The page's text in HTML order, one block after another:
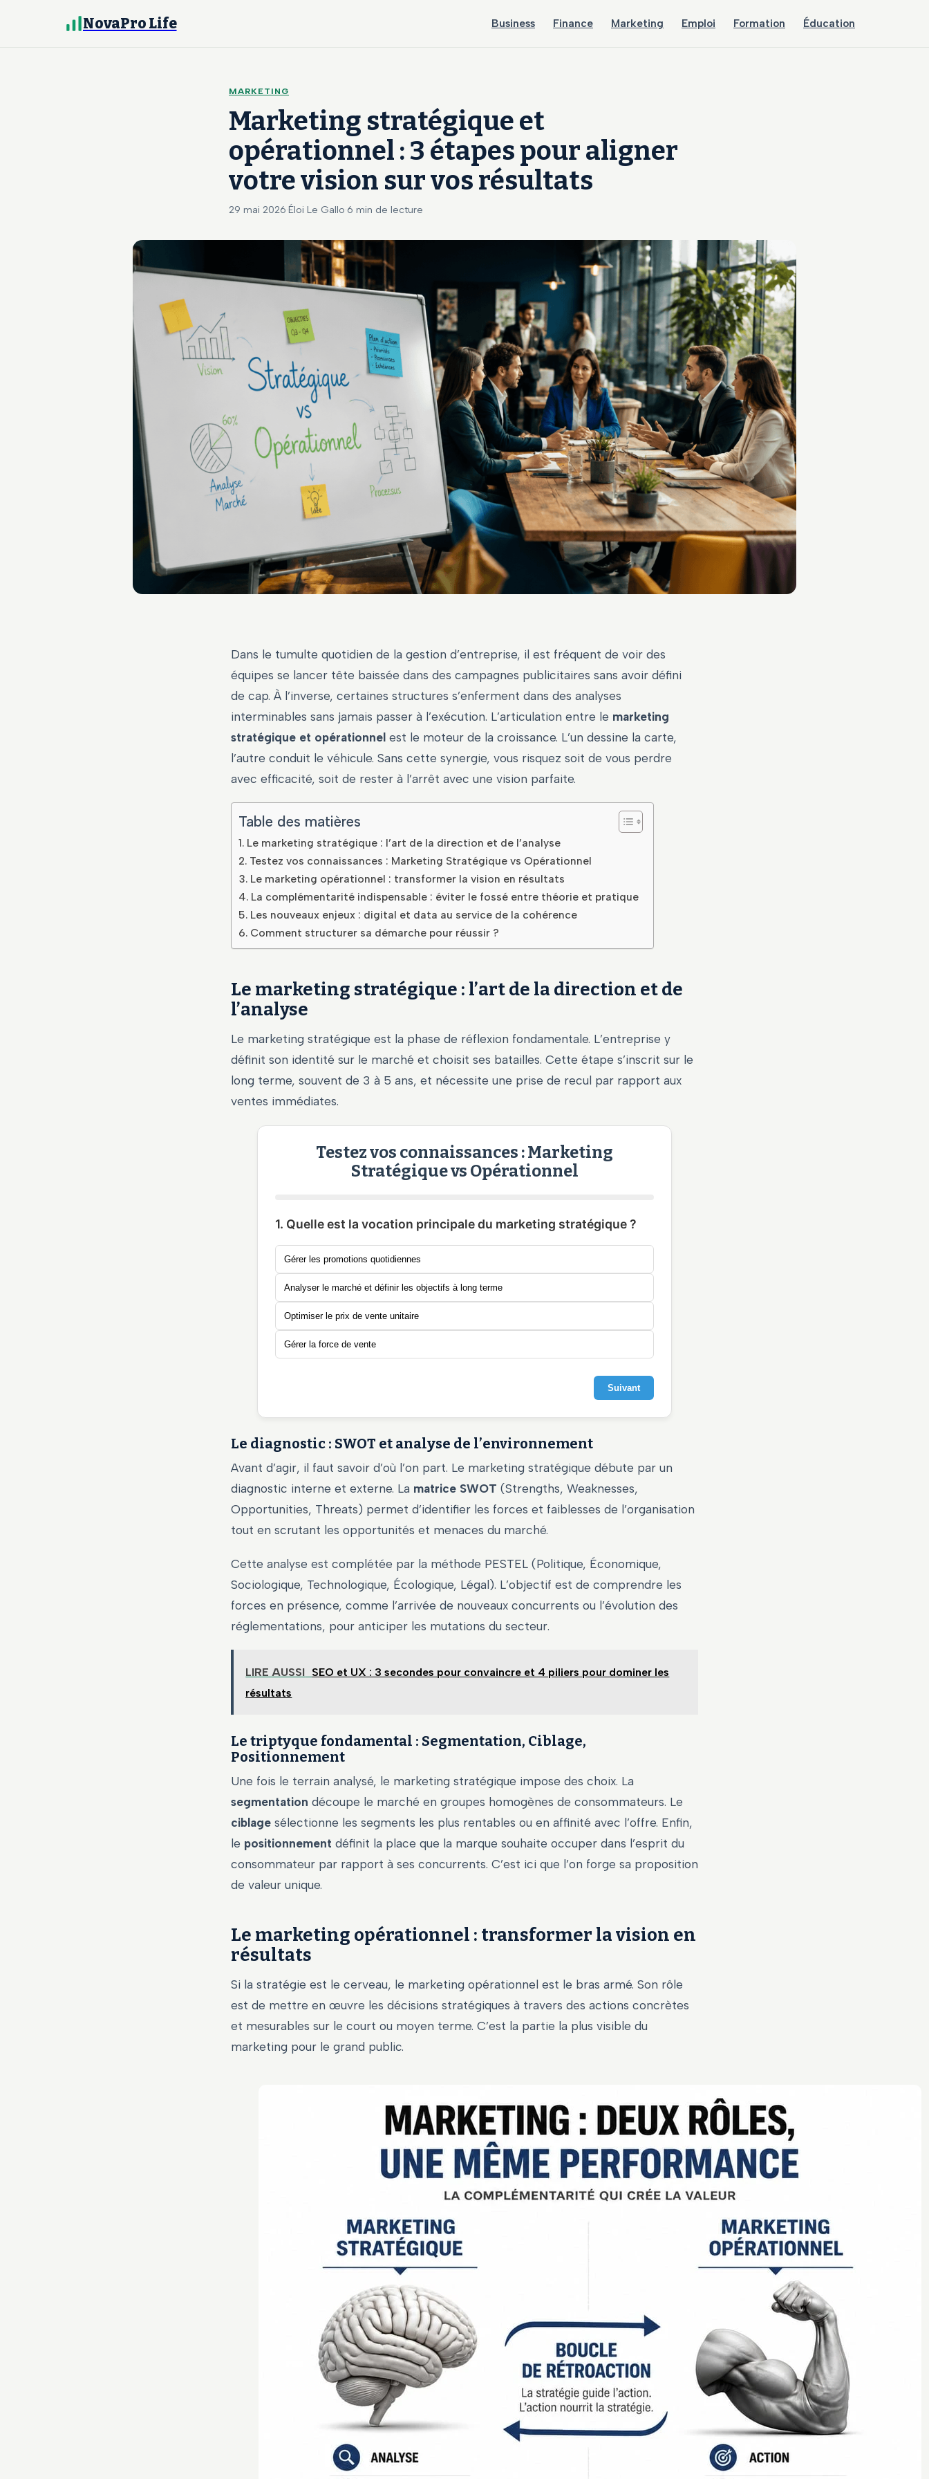
NovaPro Life Business Finance Marketing Emploi Formation Éducation
MARKETING
Marketing stratégique et
opérationnel : 3 étapes pour aligner
votre vision sur vos résultats
29 mai 2026·Éloi Le Gallo·6 min de lecture
Dans le tumulte quotidien de la gestion d’entreprise, il est fréquent de voir des
équipes se lancer tête baissée dans des campagnes publicitaires sans avoir défini
de cap. À l’inverse, certaines structures s’enferment dans des analyses
interminables sans jamais passer à l’exécution. L’articulation entre le marketing
stratégique et opérationnel est le moteur de la croissance. L’un dessine la carte,
l’autre conduit le véhicule. Sans cette synergie, vous risquez soit de vous perdre
avec efficacité, soit de rester à l’arrêt avec une vision parfaite.
Table des matières
Le marketing stratégique : l’art de la direction et de l’analyse
Testez vos connaissances : Marketing Stratégique vs Opérationnel
Le marketing opérationnel : transformer la vision en résultats
La complémentarité indispensable : éviter le fossé entre théorie et pratique
Les nouveaux enjeux : digital et data au service de la cohérence
Comment structurer sa démarche pour réussir ?
Le marketing stratégique : l’art de la direction et de
l’analyse
Le marketing stratégique est la phase de réflexion fondamentale. L’entreprise y
définit son identité sur le marché et choisit ses batailles. Cette étape s’inscrit sur le
long terme, souvent de 3 à 5 ans, et nécessite une prise de recul par rapport aux
ventes immédiates.
Testez vos connaissances : Marketing
Stratégique vs Opérationnel
1. Quelle est la vocation principale du marketing stratégique ?
Gérer les promotions quotidiennes
Analyser le marché et définir les objectifs à long terme
Optimiser le prix de vente unitaire
Gérer la force de vente
Suivant
Le diagnostic : SWOT et analyse de l’environnement
Avant d’agir, il faut savoir d’où l’on part. Le marketing stratégique débute par un
diagnostic interne et externe. La matrice SWOT (Strengths, Weaknesses,
Opportunities, Threats) permet d’identifier les forces et faiblesses de l’organisation
tout en scrutant les opportunités et menaces du marché.
Cette analyse est complétée par la méthode PESTEL (Politique, Économique,
Sociologique, Technologique, Écologique, Légal). L’objectif est de comprendre les
forces en présence, comme l’arrivée de nouveaux concurrents ou l’évolution des
réglementations, pour anticiper les mutations du secteur.
LIRE AUSSI SEO et UX : 3 secondes pour convaincre et 4 piliers pour dominer les
résultats
Le triptyque fondamental : Segmentation, Ciblage,
Positionnement
Une fois le terrain analysé, le marketing stratégique impose des choix. La
segmentation découpe le marché en groupes homogènes de consommateurs. Le
ciblage sélectionne les segments les plus rentables ou en affinité avec l’offre. Enfin,
le positionnement définit la place que la marque souhaite occuper dans l’esprit du
consommateur par rapport à ses concurrents. C’est ici que l’on forge sa proposition
de valeur unique.
Le marketing opérationnel : transformer la vision en
résultats
Si la stratégie est le cerveau, le marketing opérationnel est le bras armé. Son rôle
est de mettre en œuvre les décisions stratégiques à travers des actions concrètes
et mesurables sur le court ou moyen terme. C’est la partie la plus visible du
marketing pour le grand public.